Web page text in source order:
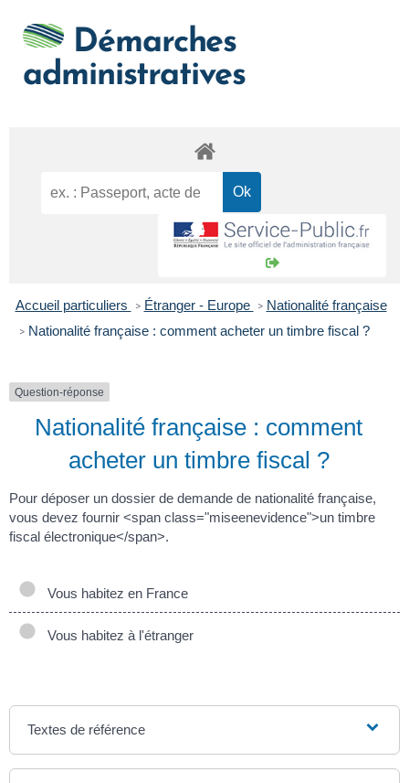
Démarches
administratives
Accueil particuliers > Étranger - Europe > Nationalité française
> Nationalité française : comment acheter un timbre fiscal ?
Question-réponse
Nationalité française : comment
acheter un timbre fiscal ?
Pour déposer un dossier de demande de nationalité française,
vous devez fournir <span class="miseenevidence">un timbre
fiscal électronique</span>.
Vous habitez en France
Vous habitez à l'étranger
Textes de référence